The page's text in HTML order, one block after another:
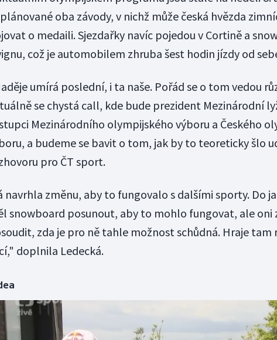
oba závody, v nichž může česká hvězda
o medaili. Sjezdařky navíc pojedou v Cortině a
což je automobilem zhruba šest hodin jízdy od
umírá poslední, i ta naše. Pořád se o tom vedou
se chystá call, kde bude prezident Mezinárodní
Mezinárodního olympijského výboru a Českého
a budeme se bavit o tom, jak by to teoreticky šlo
pro ČT sport.
navrhla změnu, aby to fungovalo s dalšími sporty. Do
snowboard posunout, aby to mohlo fungovat, ale oni
zda je pro ně tahle možnost schůdná. Hraje tam
doplnila Ledecká.